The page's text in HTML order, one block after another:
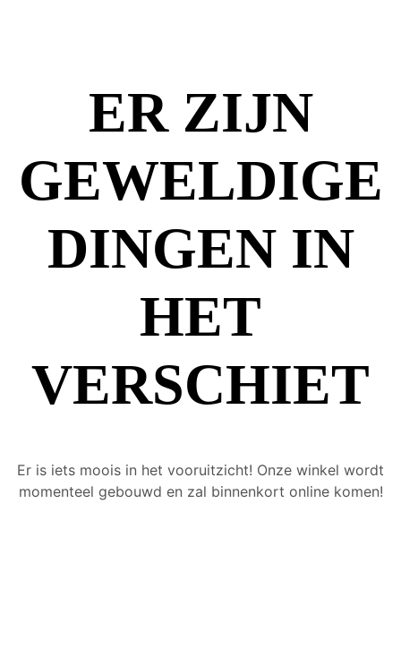
ER ZIJN
GEWELDIGE
DINGEN IN
HET
VERSCHIET
Er is iets moois in het vooruitzicht! Onze winkel wordt
momenteel gebouwd en zal binnenkort online komen!